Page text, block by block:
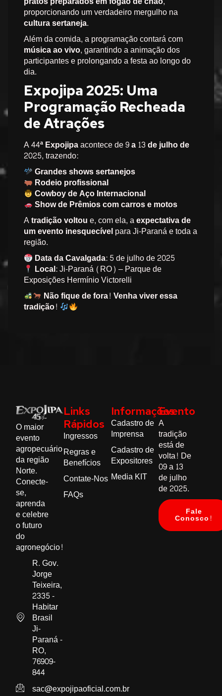
proporcionando um verdadeiro mergulho na
cultura sertaneja.
Além da comida, a programação contará com
música ao vivo, garantindo a animação dos
participantes e prolongando a festa ao longo do
dia.
Expojipa 2025: Uma
Programação Recheada
de Atrações
A44ª Expojipaacontece de9 a 13 de julho de
2025, trazendo:
Grandes shows sertanejos
Rodeio profissional
Cowboy de Aço Internacional
Show de Prêmios com carros e motos
Atradição voltoue, com ela, aexpectativa de
um evento inesquecívelpara Ji-Paraná e toda a
região.
Data da Cavalgada:5 de julho de 2025
Local:Ji-Paraná (RO) – Parque de
Exposições Hermínio Victorelli
Não fique de fora! Venha viver essa
tradição!
O maior
evento
agropecuário
da região
Norte.
Conecte-
se,
aprenda
e celebre
o futuro
do
agronegócio!
R. Gov.
Jorge
Teixeira,
2335 -
Habitar
Brasil
Ji-
Paraná -
RO,
76909-
844
sac@expojipaoficial.com.br
Links
Rápidos
Ingressos
Regras e
Benefícios
Contate-Nos
FAQs
Informações
Cadastro de
Imprensa
Cadastro de
Expositores
Media KIT
Evento
A
tradição
está de
volta! De
09a13
de julho
de2025.
Fale
Conosco!